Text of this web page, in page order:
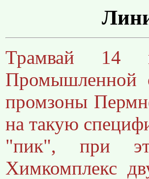
Трамвай 14
Промышленной
промзоны
на такую
"пик", при
Химкомплекс